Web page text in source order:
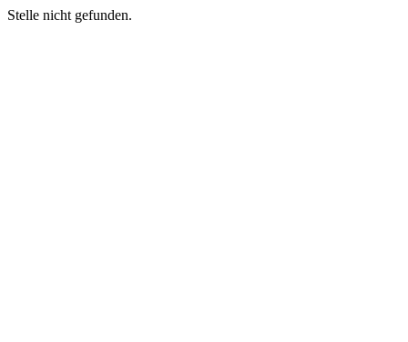
Stelle nicht gefunden.